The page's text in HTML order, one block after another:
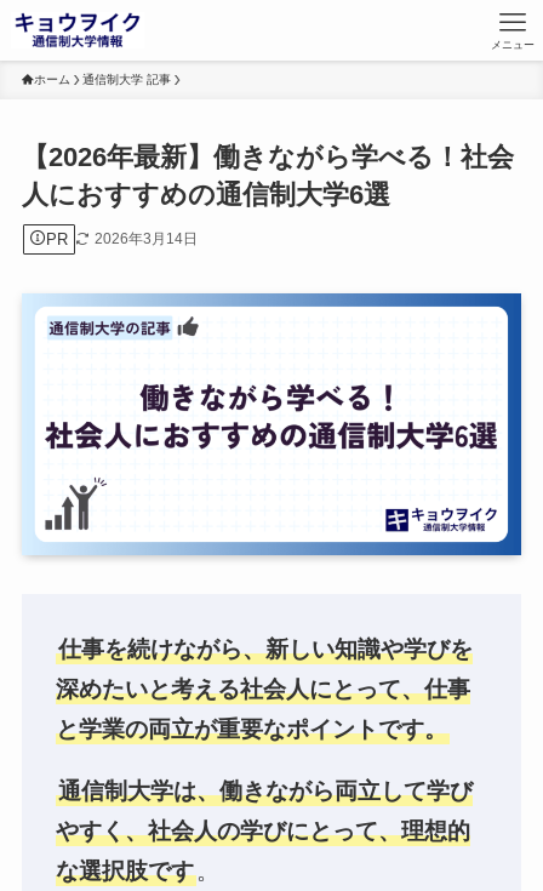
メニュー
ホーム 通信制大学 記事
【2026年最新】働きながら学べる！社会
人におすすめの通信制大学6選
PR 2026年3月14日
仕事を続けながら、新しい知識や学びを
深めたいと考える社会人にとって、仕事
と学業の両立が重要なポイントです。
通信制大学は、働きながら両立して学び
やすく、社会人の学びにとって、理想的
な選択肢です。